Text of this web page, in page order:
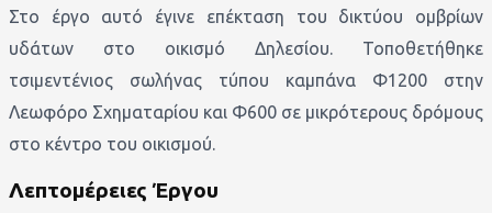
Στο έργο αυτό έγινε επέκταση του δικτύου ομβρίων
υδάτων στο οικισμό Δηλεσίου. Τοποθετήθηκε
τσιμεντένιος σωλήνας τύπου καμπάνα Φ1200 στην
Λεωφόρο Σχηματαρίου και Φ600 σε μικρότερους δρόμους
στο κέντρο του οικισμού.
Λεπτομέρειες Έργου